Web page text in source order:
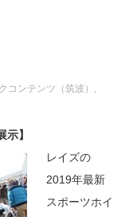
コンテンツ（筑波）
】
レイズの
2019年最新
スポーツホイ